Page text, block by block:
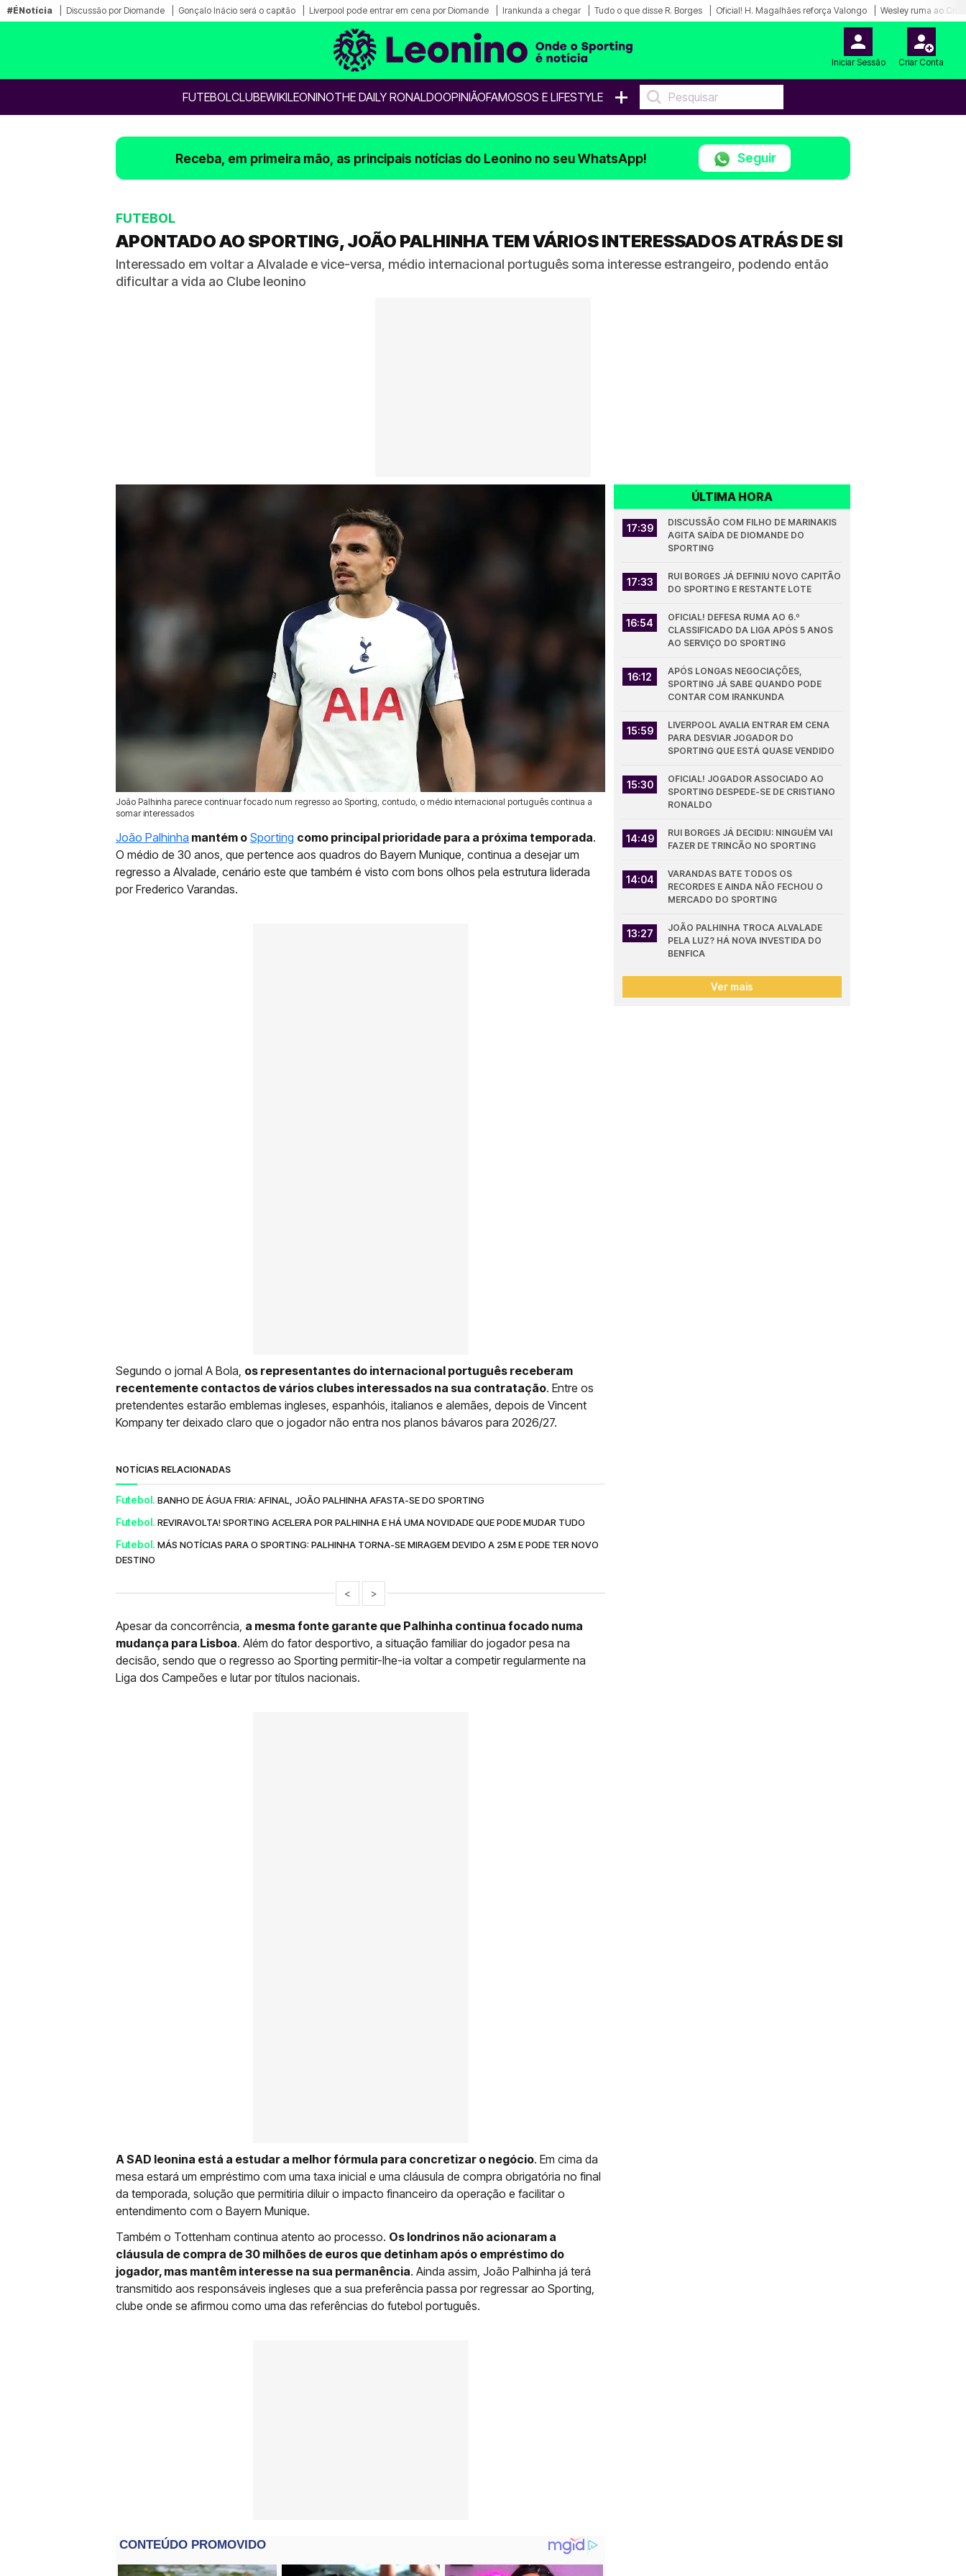
#ÉNotícia Discussão por Diomande Gonçalo Inácio será o capitão Liverpool pode entrar em cena por Diomande Irankunda a chegar Tudo o que disse R. Borges Oficial! H. Magalhães reforça Valongo Wesley ruma ao
Iniciar Sessão Criar Conta
FUTEBOLCLUBEWIKILEONINOTHE DAILY RONALDOOPINIÃOFAMOSOS E LIFESTYLE +
Receba, em primeira mão, as principais notícias do Leonino no seu WhatsApp! Seguir
FUTEBOL
APONTADO AO SPORTING, JOÃO PALHINHA TEM VÁRIOS INTERESSADOS ATRÁS DE SI
Interessado em voltar a Alvalade e vice-versa, médio internacional português soma interesse estrangeiro, podendo então
dificultar a vida ao Clube leonino
João Palhinha parece continuar focado num regresso ao Sporting, contudo, o médio internacional português continua a
somar interessados
08 Jun 2026 | 16:01 | 0
João Palhinha mantém o Sporting como principal prioridade para a próxima temporada.
O médio de 30 anos, que pertence aos quadros do Bayern Munique, continua a desejar um
regresso a Alvalade, cenário este que também é visto com bons olhos pela estrutura liderada
por Frederico Varandas.
Segundo o jornal A Bola, os representantes do internacional português receberam
recentemente contactos de vários clubes interessados na sua contratação. Entre os
pretendentes estarão emblemas ingleses, espanhóis, italianos e alemães, depois de Vincent
Kompany ter deixado claro que o jogador não entra nos planos bávaros para 2026/27.
NOTÍCIAS RELACIONADAS
Futebol. BANHO DE ÁGUA FRIA: AFINAL, JOÃO PALHINHA AFASTA-SE DO SPORTING
Futebol. REVIRAVOLTA! SPORTING ACELERA POR PALHINHA E HÁ UMA NOVIDADE QUE PODE MUDAR TUDO
Futebol. MÁS NOTÍCIAS PARA O SPORTING: PALHINHA TORNA-SE MIRAGEM DEVIDO A 25M E PODE TER NOVO
DESTINO
< >
Apesar da concorrência, a mesma fonte garante que Palhinha continua focado numa
mudança para Lisboa. Além do fator desportivo, a situação familiar do jogador pesa na
decisão, sendo que o regresso ao Sporting permitir-lhe-ia voltar a competir regularmente na
Liga dos Campeões e lutar por títulos nacionais.
A SAD leonina está a estudar a melhor fórmula para concretizar o negócio. Em cima da
mesa estará um empréstimo com uma taxa inicial e uma cláusula de compra obrigatória no final
da temporada, solução que permitiria diluir o impacto financeiro da operação e facilitar o
entendimento com o Bayern Munique.
Também o Tottenham continua atento ao processo. Os londrinos não acionaram a
cláusula de compra de 30 milhões de euros que detinham após o empréstimo do
jogador, mas mantêm interesse na sua permanência. Ainda assim, João Palhinha já terá
transmitido aos responsáveis ingleses que a sua preferência passa por regressar ao Sporting,
clube onde se afirmou como uma das referências do futebol português.
ÚLTIMA HORA
17:39
DISCUSSÃO COM FILHO DE MARINAKIS
AGITA SAÍDA DE DIOMANDE DO
SPORTING
17:33
RUI BORGES JÁ DEFINIU NOVO CAPITÃO
DO SPORTING E RESTANTE LOTE
16:54
OFICIAL! DEFESA RUMA AO 6.º
CLASSIFICADO DA LIGA APÓS 5 ANOS
AO SERVIÇO DO SPORTING
16:12
APÓS LONGAS NEGOCIAÇÕES,
SPORTING JÁ SABE QUANDO PODE
CONTAR COM IRANKUNDA
15:59
LIVERPOOL AVALIA ENTRAR EM CENA
PARA DESVIAR JOGADOR DO
SPORTING QUE ESTÁ QUASE VENDIDO
15:30
OFICIAL! JOGADOR ASSOCIADO AO
SPORTING DESPEDE-SE DE CRISTIANO
RONALDO
14:49
RUI BORGES JÁ DECIDIU: NINGUÉM VAI
FAZER DE TRINCÃO NO SPORTING
14:04
VARANDAS BATE TODOS OS
RECORDES E AINDA NÃO FECHOU O
MERCADO DO SPORTING
13:27
JOÃO PALHINHA TROCA ALVALADE
PELA LUZ? HÁ NOVA INVESTIDA DO
BENFICA
Ver mais